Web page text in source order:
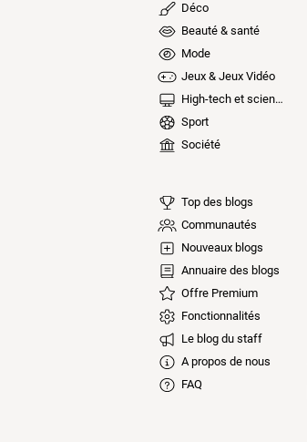
Déco
Beauté & santé
Mode
Jeux & Jeux Vidéo
High-tech et sciences
Sport
Société
Top des blogs
Communautés
Nouveaux blogs
Annuaire des blogs
Offre Premium
Fonctionnalités
Le blog du staff
A propos de nous
FAQ